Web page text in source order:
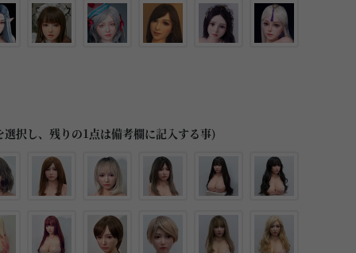
択し、残りの1点は備考欄に記入する事)